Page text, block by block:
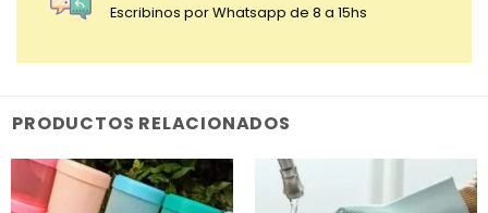
Escribinos por Whatsapp de 8 a 15hs
PRODUCTOS RELACIONADOS